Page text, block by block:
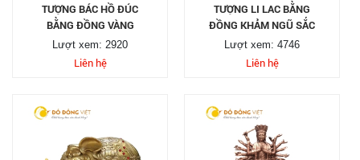
TƯỢNG BÁC HỒ ĐÚC
BẰNG ĐỒNG VÀNG
Lượt xem: 2920
Liên hệ
TƯỢNG LI LAC BẰNG
ĐỒNG KHẢM NGŨ SẮC
Lượt xem: 4746
Liên hệ